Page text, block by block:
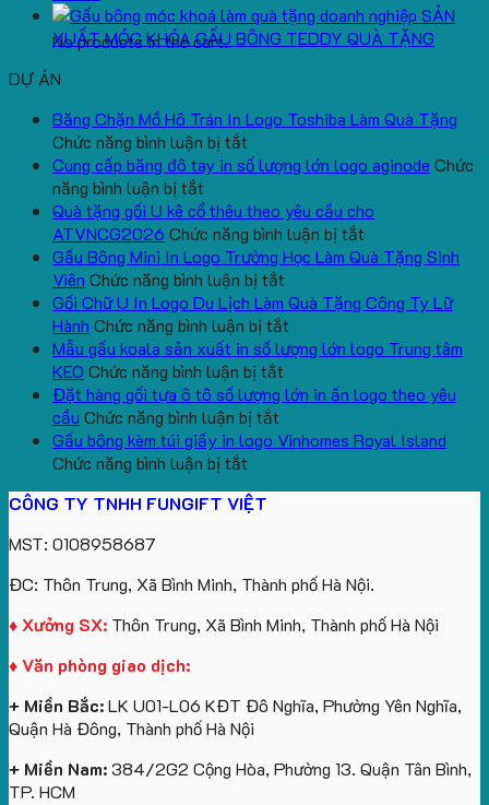
No products in the cart.
SẢN
XUẤT MÓC KHÓA GẤU BÔNG TEDDY QUÀ TẶNG
DỰ ÁN
Băng Chặn Mồ Hô Trán In Logo Toshiba Làm Quà Tặng
Chức năng bình luận bị tắt
Băng
Mồ
Hô
Trán
In
Logo
Toshiba
Làm
Quà
Tặng
Cung cấp băng đô tay in số lượng lớn logo aginode Chức
năng bình luận bị tắt
Cung
cấp
băng
đô
tay
in
số
lượng
lớn
logo
aginode
Quà tặng gối U kê cổ thêu theo yêu cầu cho
ATVNCG2026 Chức năng bình luận bị tắt
Quà
gối
kê
thêu
yêu
Gấu Bông Mini In Logo Trường Học Làm Quà Tặng Sinh
Viên Chức năng bình luận bị tắt
Gấu
Bông
Mini
Logo
Học
Gối Chữ U In Logo Du Lịch Làm Quà Tặng Công Ty Lữ
Hành Chức năng bình luận bị tắt
Gối
U
Logo
Công
Ty
Lữ
Mẫu gấu koala sản xuất in số lượng lớn logo Trung tâm
KEO Chức năng bình luận bị tắt
Mẫu
koala
lớn
logo
Trung
Đặt hàng gối tựa ô tô số lượng lớn in ấn logo theo yêu
cầu Chức năng bình luận bị tắt
Đặt
số
lượng
lớn
theo
cầu
Gấu bông kèm túi giấy in logo Vinhomes Royal Island
Chức năng bình luận bị tắt
bông
giấy
logo
CÔNG TY TNHH FUNGIFT VIỆT
MST: 0108958687
ĐC: Thôn Trung, Xã Bình Minh, Thành phố Hà Nội.
♦ Xưởng SX: Thôn Trung, Xã Bình Minh, Thành phố Hà Nội
♦ Văn phòng giao dịch:
+ Miền Bắc:LK U01-L06 KĐT Đô Nghĩa, Phường Yên Nghĩa,
Quận Hà Đông, Thành phố Hà Nội
+ Miền Nam:384/2G2 Cộng Hòa, Phường 13. Quận Tân Bình,
TP. HCM